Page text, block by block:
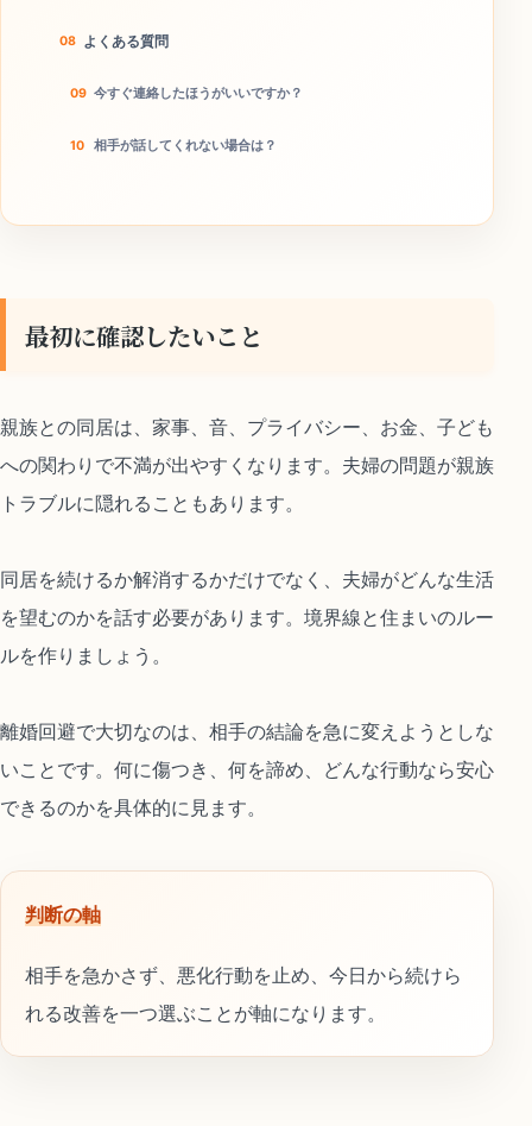
よくある質問
今すぐ連絡したほうがいいですか？
相手が話してくれない場合は？
最初に確認したいこと
親族との同居は、家事、音、プライバシー、お金、子ども
への関わりで不満が出やすくなります。夫婦の問題が親族
トラブルに隠れることもあります。
同居を続けるか解消するかだけでなく、夫婦がどんな生活
を望むのかを話す必要があります。境界線と住まいのルー
ルを作りましょう。
離婚回避で大切なのは、相手の結論を急に変えようとしな
いことです。何に傷つき、何を諦め、どんな行動なら安心
できるのかを具体的に見ます。
判断の軸
相手を急かさず、悪化行動を止め、今日から続けら
れる改善を一つ選ぶことが軸になります。